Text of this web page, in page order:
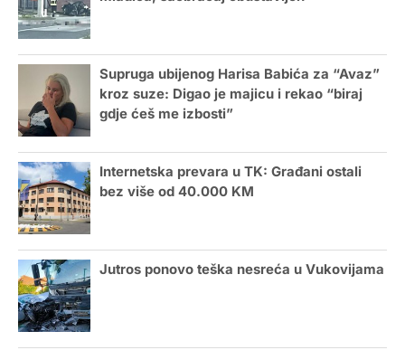
Supruga ubijenog Harisa Babića za “Avaz”
kroz suze: Digao je majicu i rekao “biraj
gdje ćeš me izbosti”
Internetska prevara u TK: Građani ostali
bez više od 40.000 KM
Jutros ponovo teška nesreća u Vukovijama